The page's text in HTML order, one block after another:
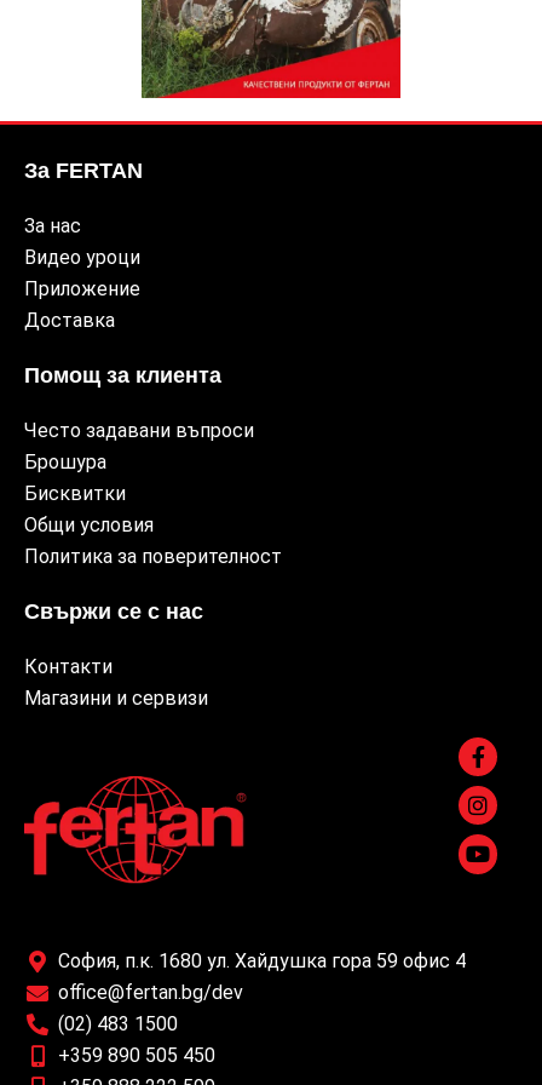
За FERTAN
За нас
Видео уроци
Приложение
Доставка
Помощ за клиента
Често задавани въпроси
Брошура
Бисквитки
Общи условия
Политика за поверителност
Свържи се с нас
Контакти
Магазини и сервизи
София, п.к. 1680 ул. Хайдушка гора 59 офис 4
office@fertan.bg/dev
(02) 483 1500
+359 890 505 450